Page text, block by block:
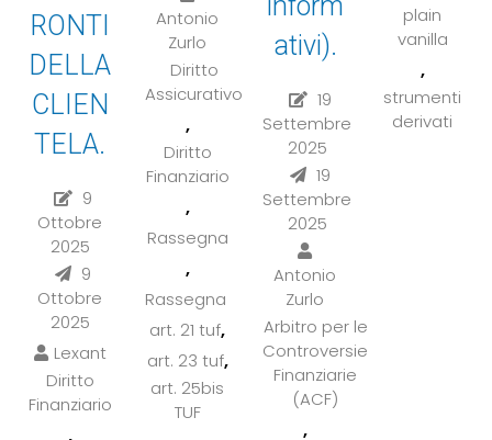
RONTI
DELLA
CLIEN
TELA.
9
Ottobre
2025
9
Ottobre
2025
Lexant
Diritto
Finanziario
Antonio
Zurlo
Diritto
Assicurativo
,
Diritto
Finanziario
,
Rassegna
,
Rassegna
art. 21 tuf,
art. 23 tuf,
art. 25bis
TUF
ativi).
19
Settembre
2025
19
Settembre
2025
Antonio
Zurlo
Arbitro per le
Controversie
Finanziarie
(ACF)
,
plain
vanilla
,
strumenti
derivati